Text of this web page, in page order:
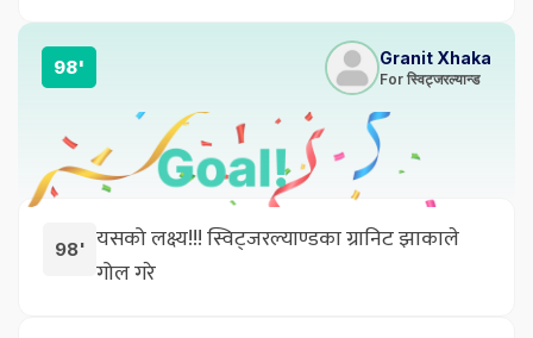
98' Granit Xhaka
For स्विट्जरल्यान्ड
98' यसको लक्ष्य!!! स्विट्जरल्याण्डका ग्रानिट झाकाले
गोल गरे